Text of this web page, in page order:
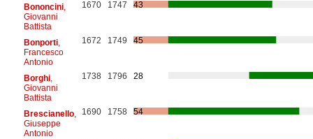
Bononcini,
Giovanni
Battista
1670 1747 43
Bonporti,
Francesco
Antonio
1672 1749 45
Borghi,
Giovanni
Battista
1738 1796 28
Brescianello,
Giuseppe
Antonio
1690 1758 54